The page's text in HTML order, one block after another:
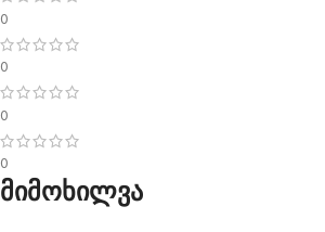
0
0
0
0
მიმოხილვა